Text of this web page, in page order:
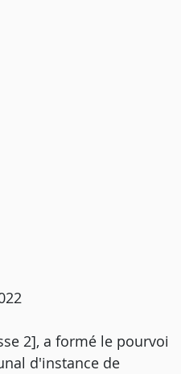
2], a formé le pourvoi
d'instance de